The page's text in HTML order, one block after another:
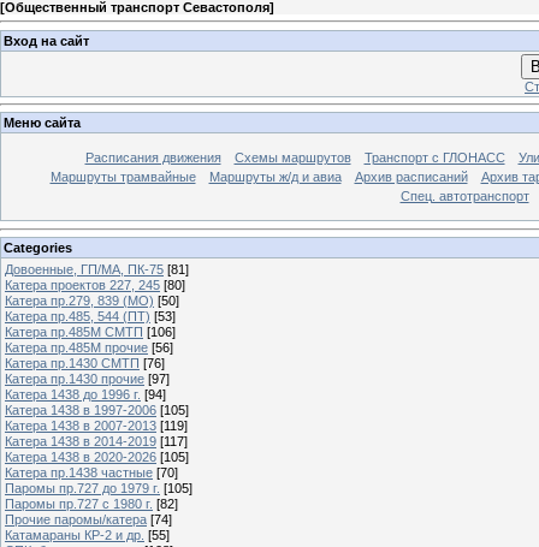
[Общественный транспорт Севастополя]
Вход на сайт
Меню сайта
Расписания движения Схемы маршрутов Транспорт с ГЛОНАСС
Маршруты трамвайные
Маршруты ж/д и авиа Архив расписаний
Архив
Спец. автотранспорт
Categories
Довоенные, ГП/МА, ПК-75 [81]
Катера проектов 227, 245 [80]
Катера пр.279, 839 (МО) [50]
Катера пр.485, 544 (ПТ) [53]
Катера пр.485М СМТП [106]
Катера пр.485М прочие [56]
Катера пр.1430 СМТП [76]
Катера пр.1430 прочие [97]
Катера 1438 до 1996 г. [94]
Катера 1438 в 1997-2006 [105]
Катера 1438 в 2007-2013 [119]
Катера 1438 в 2014-2019 [117]
Катера 1438 в 2020-2026 [105]
Катера пр.1438 частные [70]
Паромы пр.727 до 1979 г. [105]
Паромы пр.727 с 1980 г. [82]
Прочие паромы/катера [74]
Катамараны КР-2 и др. [55]